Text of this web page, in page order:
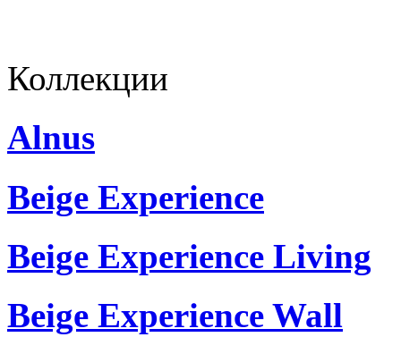
Коллекции
Alnus
Beige Experience
Beige Experience Living
Beige Experience Wall